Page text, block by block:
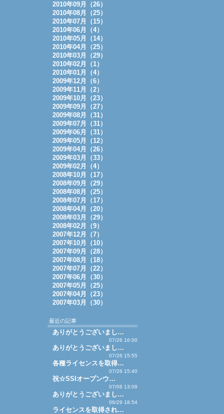
2010年09月（26）
2010年08月（25）
2010年07月（15）
2010年06月（4）
2010年05月（14）
2010年04月（25）
2010年03月（29）
2010年02月（1）
2010年01月（4）
2009年12月（6）
2009年11月（2）
2009年10月（23）
2009年09月（27）
2009年08月（31）
2009年07月（31）
2009年06月（31）
2009年05月（12）
2009年04月（26）
2009年03月（33）
2009年02月（4）
2008年10月（17）
2008年09月（29）
2008年08月（25）
2008年07月（17）
2008年04月（20）
2008年03月（29）
2008年02月（9）
2007年12月（7）
2007年10月（10）
2007年09月（28）
2007年08月（18）
2007年07月（22）
2007年06月（30）
2007年05月（25）
2007年04月（23）
2007年03月（30）
最近の記事
ありがとうございまし…
07/26 16:00
ありがとうございまし…
07/26 15:55
各種ライセンスを取得…
07/26 15:40
祝☆SSIオープンウ…
07/06 13:09
ありがとうございまし…
06/29 18:54
ライセンスを取得され…